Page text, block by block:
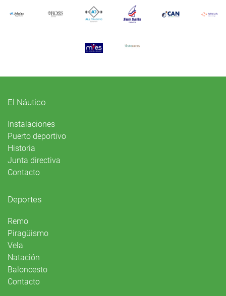
El Náutico
Instalaciones
Puerto deportivo
Historia
Junta directiva
Contacto
Deportes
Remo
Piragüismo
Vela
Natación
Baloncesto
Contacto